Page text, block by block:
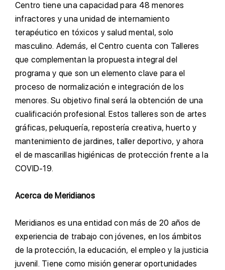
Centro tiene una capacidad para 48 menores
infractores y una unidad de internamiento
terapéutico en tóxicos y salud mental, solo
masculino. Además, el Centro cuenta con Talleres
que complementan la propuesta integral del
programa y que son un elemento clave para el
proceso de normalización e integración de los
menores. Su objetivo final será la obtención de una
cualificación profesional. Estos talleres son de artes
gráficas, peluquería, repostería creativa, huerto y
mantenimiento de jardines, taller deportivo, y ahora
el de mascarillas higiénicas de protección frente a la
COVID-19.
Acerca de Meridianos
Meridianos es una entidad con más de 20 años de
experiencia de trabajo con jóvenes, en los ámbitos
de la protección, la educación, el empleo y la justicia
juvenil. Tiene como misión generar oportunidades